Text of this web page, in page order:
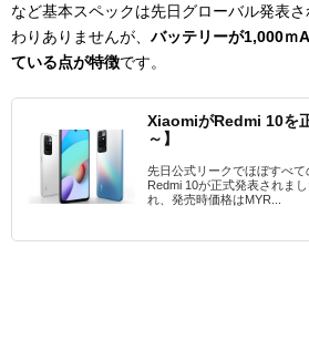
など基本スペックは先日グローバル発表
わりありませんが、 バッテリーが1,000ｍ
ている点が特徴です。
XiaomiがRedmi 10を
～】
先日公式リークでほぼすべ
Redmi 10が正式発表されま
れ、発売時価格はMYR...